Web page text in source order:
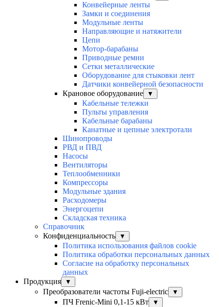
Конвейерные ленты
Замки и соединения
Модульные ленты
Направляющие и натяжители
Цепи
Мотор-барабаны
Приводные ремни
Сетки металлические
Оборудование для стыковки лент
Датчики конвейерной безопасности
Крановое оборудование
▼
Кабельные тележки
Пульты управления
Кабельные барабаны
Канатные и цепные электротали
Шинопроводы
РВД и ПВД
Насосы
Вентиляторы
Теплообменники
Компрессоры
Модульные здания
Расходомеры
Энергоцепи
Складская техника
Справочник
Конфиденциальность
▼
Политика использования файлов cookie
Политика обработки персональных данных
Согласие на обработку персональных
данных
Продукция
▼
Преобразователи частоты Fuji-electric ▼
ПЧ Frenic-Mini 0,1-15 кВт ▼